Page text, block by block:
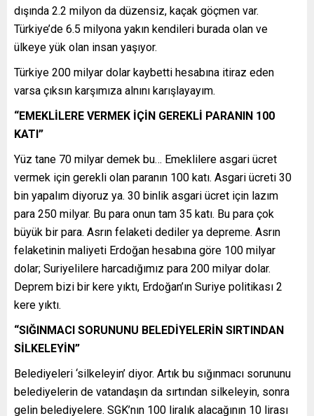
dışında 2.2 milyon da düzensiz, kaçak göçmen var.
Türkiye’de 6.5 milyona yakın kendileri burada olan ve
ülkeye yük olan insan yaşıyor.
Türkiye 200 milyar dolar kaybetti hesabına itiraz eden
varsa çıksın karşımıza alnını karışlayayım.
“EMEKLİLERE VERMEK İÇİN GEREKLİ PARANIN 100
KATI”
Yüz tane 70 milyar demek bu… Emeklilere asgari ücret
vermek için gerekli olan paranın 100 katı. Asgari ücreti 30
bin yapalım diyoruz ya. 30 binlik asgari ücret için lazım
para 250 milyar. Bu para onun tam 35 katı. Bu para çok
büyük bir para. Asrın felaketi dediler ya depreme. Asrın
felaketinin maliyeti Erdoğan hesabına göre 100 milyar
dolar; Suriyelilere harcadığımız para 200 milyar dolar.
Deprem bizi bir kere yıktı, Erdoğan’ın Suriye politikası 2
kere yıktı.
“SIĞINMACI SORUNUNU BELEDİYELERİN SIRTINDAN
SİLKELEYİN”
Belediyeleri ‘silkeleyin’ diyor. Artık bu sığınmacı sorununu
belediyelerin de vatandaşın da sırtından silkeleyin, sonra
gelin belediyelere. SGK’nın 100 liralık alacağının 10 lirası